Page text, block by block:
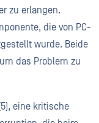
zu erlangen.
die von PC-
wurde. Beide
das Problem zu
eine kritische